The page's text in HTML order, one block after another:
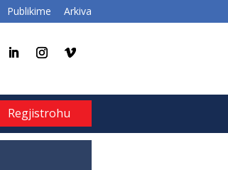
Publikime Arkiva
Regjistrohu